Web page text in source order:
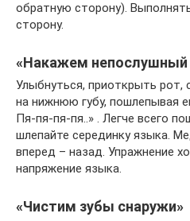
обратную сторону).
сторону.
«Накажем непослушный
Улыбнуться, приоткрыть рот,
на нижнюю губу, пошлепывая
Пя-пя-пя-пя..» . Легче всего
шлепайте серединку языка.
вперед – назад. Упражнение
напряжение языка.
«Чистим зубы снаружи»